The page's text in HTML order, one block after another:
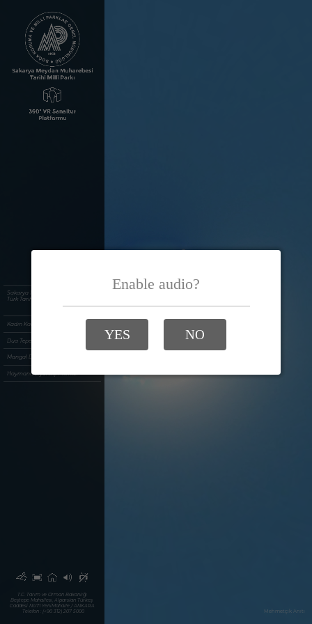
Sakarya Meydan Muharebesi ve
Türk Tarihi Müzesi
Kadın Kahramanlar Müzesi
Dua Tepe Alanı
Mangal Dağı Şehitliği
Haymana Ziyaretçi Merkezi
T.C. Tarım ve Orman Bakanlığı
Beştepe Mahallesi, Alparslan Türkeş
Caddesi No:71 YeniMahalle / ANKARA
Telefon : (+90 312) 207 5000
Mehmetçik Anıtı
Enable audio?
YES NO